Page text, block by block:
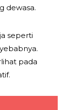
dewasa.
seperti
pada